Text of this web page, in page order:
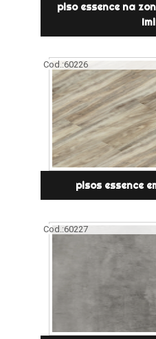
piso essence na
Cod.:60226
pisos essence
Cod.:60227